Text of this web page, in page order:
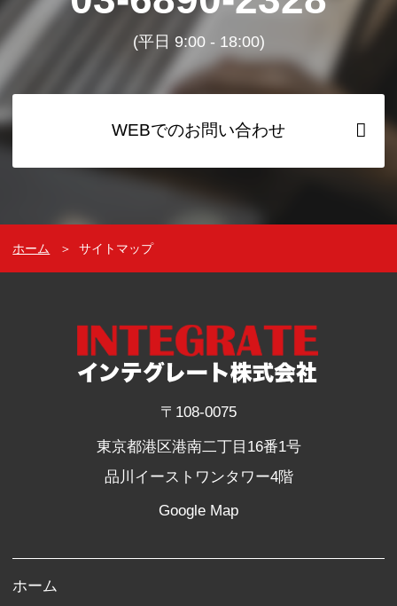
(平日 9:00 - 18:00)
WEBでのお問い合わせ
ホーム ＞ サイトマップ
〒108-0075
東京都港区港南二丁目16番1号
品川イーストワンタワー4階
Google Map
ホーム